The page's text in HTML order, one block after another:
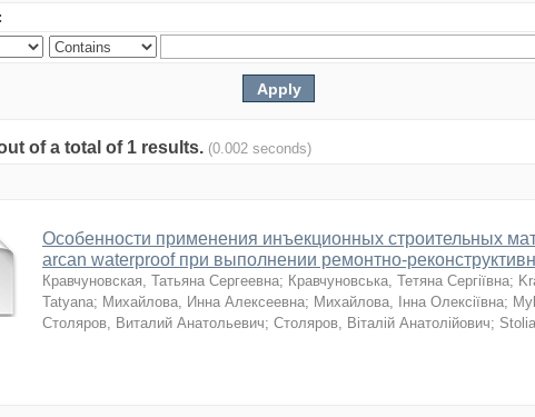
of a total of 1 results. (0.002 seconds)
Особенности применения инъекционных строительных
arcan waterproof при выполнении ремонтно-
Кравчуновская, Татьяна Сергеевна; Кравчуновська, Тетяна Сергіївна;
Tatyana; Михайлова, Инна Алексеевна; Михайлова, Інна Олексіївна;
Столяров, Виталий Анатольевич; Столяров, Віталій Анатолійович;